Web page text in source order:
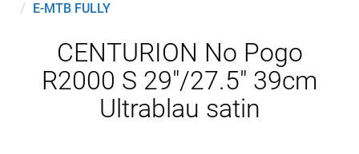
E-MTB FULLY
CENTURION No Pogo
R2000 S 29"/27.5" 39cm
Ultrablau satin